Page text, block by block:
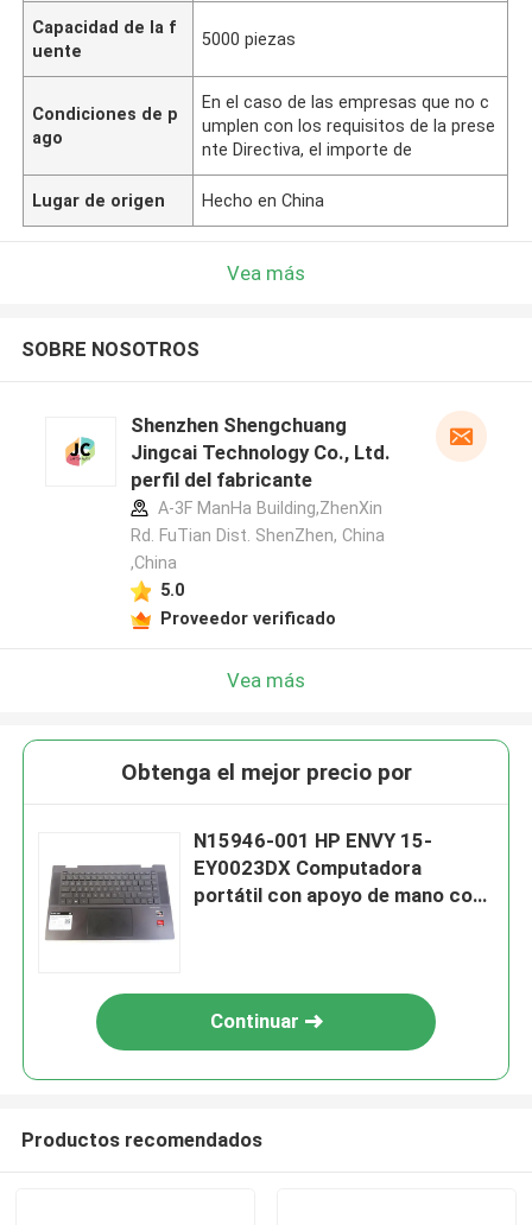
Capacidad de la f
uente
5000 piezas
Condiciones de p
ago
En el caso de las empresas que no c
umplen con los requisitos de la prese
nte Directiva, el importe de
Lugar de origen Hecho en China
Vea más
SOBRE NOSOTROS
Shenzhen Shengchuang
Jingcai Technology Co., Ltd.
perfil del fabricante
A-3F ManHa Building,ZhenXin
Rd. FuTian Dist. ShenZhen, China
,China
5.0
Proveedor verificado
Vea más
Obtenga el mejor precio por
N15946-001 HP ENVY 15-
EY0023DX Computadora
portátil con apoyo de mano con
Continuar
Productos recomendados